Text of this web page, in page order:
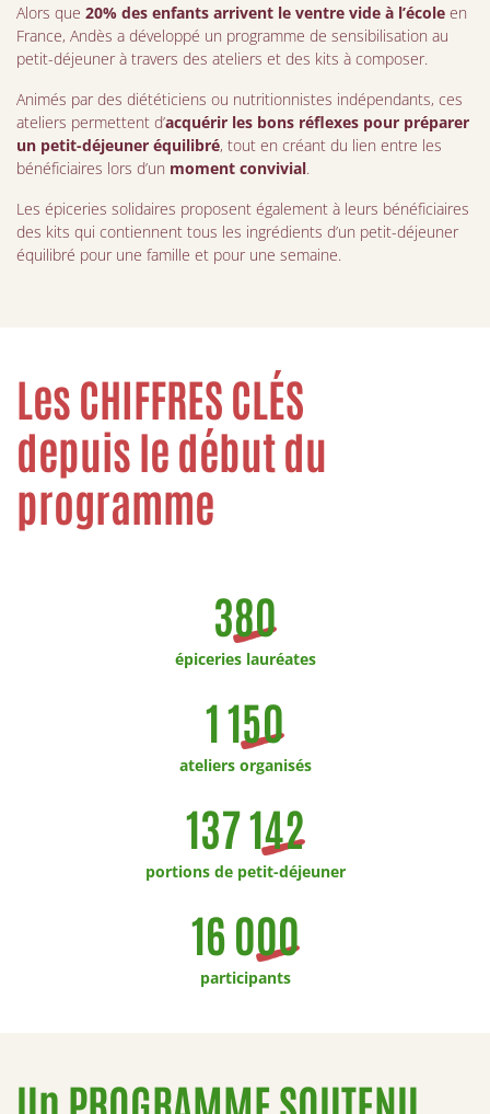
Alors que 20% des enfants arrivent le ventre vide à l’école en
France, Andès a développé un programme de sensibilisation au
petit-déjeuner à travers des ateliers et des kits à composer.
Animés par des diététiciens ou nutritionnistes indépendants, ces
ateliers permettent d’acquérir les bons réflexes pour préparer
un petit-déjeuner équilibré, tout en créant du lien entre les
bénéficiaires lors d’un moment convivial.
Les épiceries solidaires proposent également à leurs bénéficiaires
des kits qui contiennent tous les ingrédients d’un petit-déjeuner
équilibré pour une famille et pour une semaine.
Les CHIFFRES CLÉS
depuis le début du
programme
380
épiceries lauréates
1 150
ateliers organisés
137 142
portions de petit-déjeuner
16 000
participants